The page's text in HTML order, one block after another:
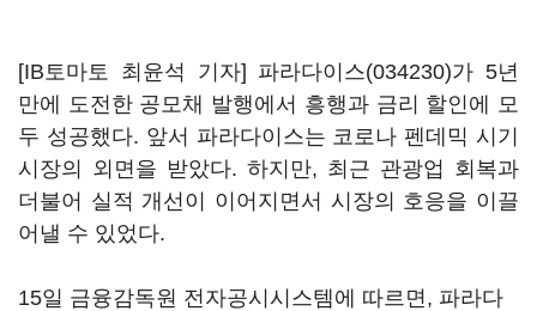
[IB토마토 최윤석 기자] 파라다이스(034230)가 5년
만에 도전한 공모채 발행에서 흥행과 금리 할인에 모
두 성공했다. 앞서 파라다이스는 코로나 펜데믹 시기
시장의 외면을 받았다. 하지만, 최근 관광업 회복과
더불어 실적 개선이 이어지면서 시장의 호응을 이끌
어낼 수 있었다.
15일 금융감독원 전자공시시스템에 따르면, 파라다